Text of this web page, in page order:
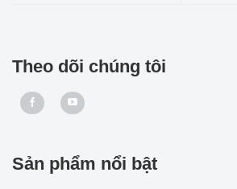
Theo dõi chúng tôi
Sản phẩm nổi bật